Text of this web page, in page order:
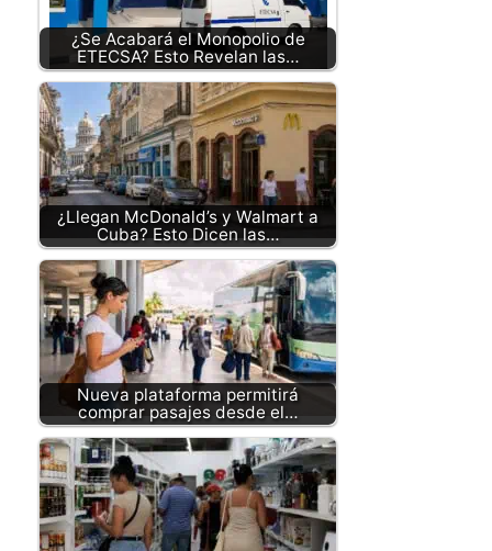
¿Se Acabará el Monopolio de
ETECSA? Esto Revelan las…
¿Llegan McDonald’s y Walmart a
Cuba? Esto Dicen las…
Nueva plataforma permitirá
comprar pasajes desde el…